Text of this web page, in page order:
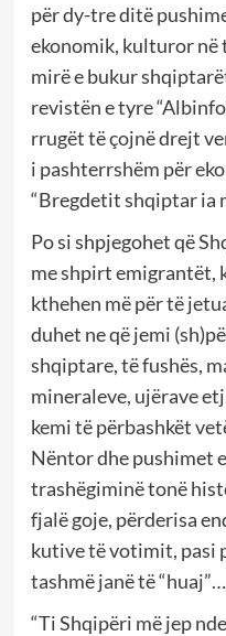
për dy-tre ditë
ekonomik, kulturor në
mirë e bukur
revistën e tyre
rrugët të çojnë drejt
i pashterrshëm për
“Bregdetit shqiptar ia
Po si shpjegohet që
me shpirt emigrantët,
kthehen më për të
duhet ne që jemi
shqiptare, të fushës,
mineraleve, ujërave
kemi të përbashkët
Nëntor dhe pushimet
trashëgiminë tonë
fjalë goje, përderisa
kutive të votimit, pasi
tashmë janë të “huaj”…
“Ti Shqipëri më jep